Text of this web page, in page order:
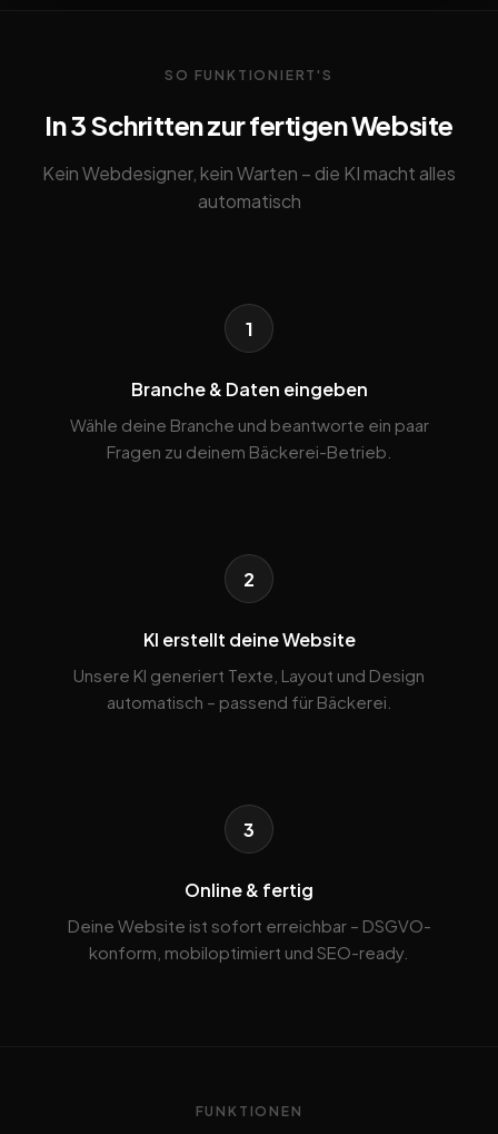
SO FUNKTIONIERT'S
In 3 Schritten zur fertigen Website
Kein Webdesigner, kein Warten – die KI macht alles
automatisch
1
Branche & Daten eingeben
Wähle deine Branche und beantworte ein paar
Fragen zu deinem Bäckerei-Betrieb.
2
KI erstellt deine Website
Unsere KI generiert Texte, Layout und Design
automatisch – passend für Bäckerei.
3
Online & fertig
Deine Website ist sofort erreichbar – DSGVO-
konform, mobiloptimiert und SEO-ready.
FUNKTIONEN